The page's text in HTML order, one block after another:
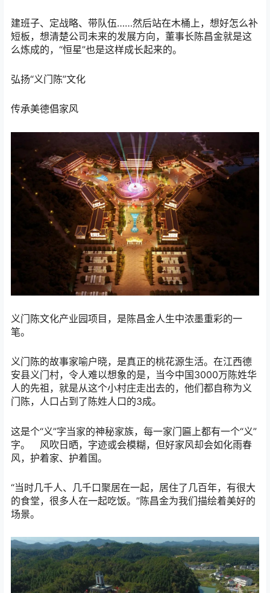
建班子、定战略、带队伍……然后站在木桶上，想好怎么补
短板，想清楚公司未来的发展方向，董事长陈昌金就是这
么炼成的，“恒星”也是这样成长起来的。
弘扬“义门陈”文化
传承美德倡家风
义门陈文化产业园项目，是陈昌金人生中浓墨重彩的一
笔。
义门陈的故事家喻户晓，是真正的桃花源生活。在江西德
安县义门村，令人难以想象的是，当今中国3000万陈姓华
人的先祖，就是从这个小村庄走出去的，他们都自称为义
门陈，人口占到了陈姓人口的3成。
这是个“义”字当家的神秘家族，每一家门匾上都有一个“义”
字。 风吹日晒，字迹或会模糊，但好家风却会如化雨春
风，护着家、护着国。
“当时几千人、几千口聚居在一起，居住了几百年，有很大
的食堂，很多人在一起吃饭。”陈昌金为我们描绘着美好的
场景。